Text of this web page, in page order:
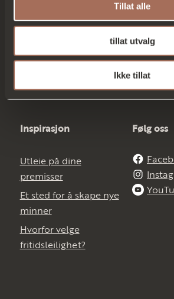
Tillat alle
tillat utvalg
Ikke tillat
Prosjektet
Om Vister
Interiør
Hjelp
Dette
Ta kontakt
Inspirasjon
Utleie på dine
premisser
Et sted for å skape nye
minner
Hvorfor velge
fritidsleilighet?
Følg oss